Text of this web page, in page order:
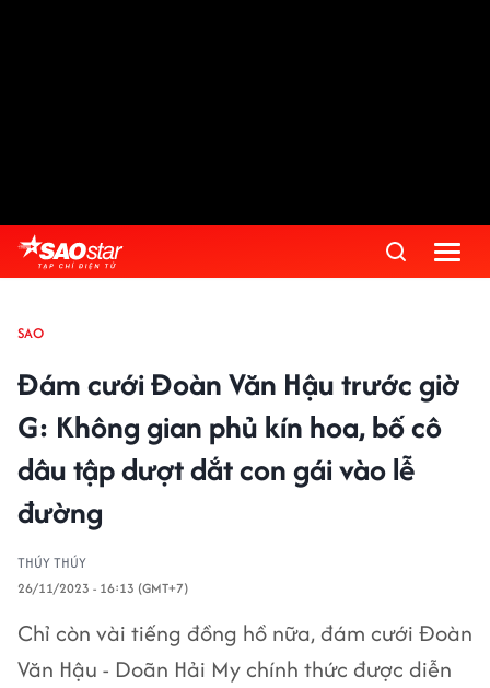
SAO
Đám cưới Đoàn Văn Hậu trước giờ
G: Không gian phủ kín hoa, bố cô
dâu tập dượt dắt con gái vào lễ
đường
THÚY THÚY
26/11/2023 - 16:13 (GMT+7)
Chỉ còn vài tiếng đồng hồ nữa, đám cưới Đoàn
Văn Hậu - Doãn Hải My chính thức được diễn